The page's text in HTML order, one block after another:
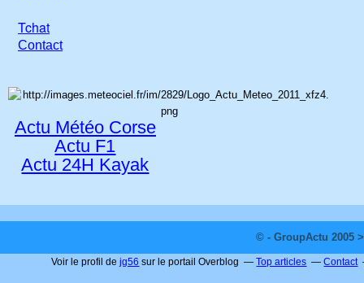
Tchat
Contact
Actu Météo Corse
Actu F1
Actu 24H Kayak
© - GroupActu 2005
Voir le profil dejg56 sur le portail Overblog Top articles Contact